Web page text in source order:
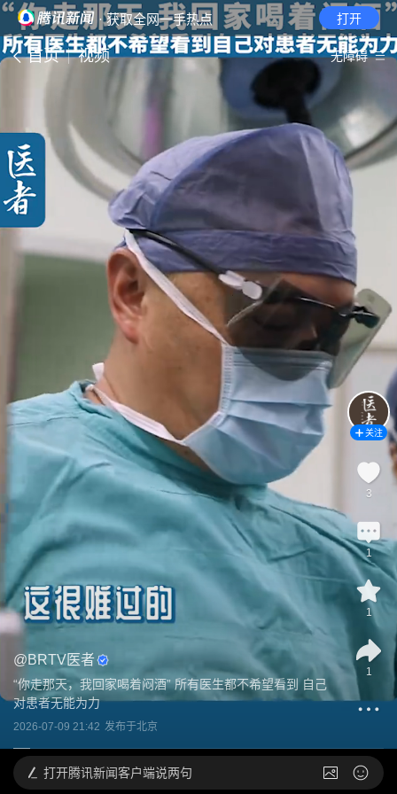
· 获取全网一手热点 打开
首页 视频 无障碍
@BRTV医者
“你走那天，我回家喝着闷酒” 所有医生都不希望看到 自己
对患者无能为力
2026-07-09 21:42 发布于北京
关注
3
1
1
1
打开腾讯新闻客户端说两句